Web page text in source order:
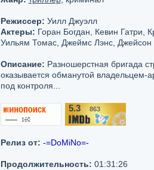
Режиссер: Уилл Джуэлл
Актеры: Горан Богдан, Кевин Гатри,
Уильям Томас, Джеймс Лэнс,
Описание: Разношерстная бригада
оказывается обманутой владельцем-
под контроля...
5.3/10 863
Релиз от: -=DoMiNo=-
Продолжительность: 01:31:26